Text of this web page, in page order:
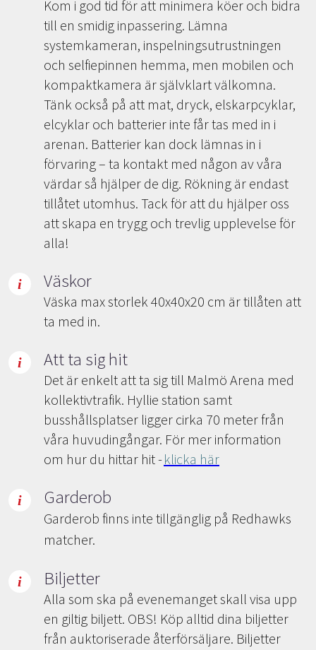
Kom i god tid för att minimera köer och bidra
till en smidig inpassering. Lämna
systemkameran, inspelningsutrustningen
och selfiepinnen hemma, men mobilen och
kompaktkamera är självklart välkomna.
Tänk också på att mat, dryck, elskarpcyklar,
elcyklar och batterier inte får tas med in i
arenan. Batterier kan dock lämnas in i
förvaring – ta kontakt med någon av våra
värdar så hjälper de dig. Rökning är endast
tillåtet utomhus. Tack för att du hjälper oss
att skapa en trygg och trevlig upplevelse för
alla!
Väskor
Väska max storlek 40x40x20 cm är tillåten att
ta med in.
Att ta sig hit
Det är enkelt att ta sig till Malmö Arena med
kollektivtrafik. Hyllie station samt
busshållsplatser ligger cirka 70 meter från
våra huvudingångar. För mer information
om hur du hittar hit -klicka här
Garderob
Garderob finns inte tillgänglig på Redhawks
matcher.
Biljetter
Alla som ska på evenemanget skall visa upp
en giltig biljett. OBS! Köp alltid dina biljetter
från auktoriserade återförsäljare. Biljetter